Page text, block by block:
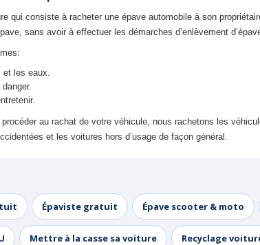
qui consiste à racheter une épave automobile à son
sans avoir à effectuer les démarches d’enlèvement
et les eaux.
au rachat de votre véhicule, nous rachetons les
et les voitures hors d’usage de façon général.
Épaviste gratuit Épave scooter & moto
Mettre à la casse sa voiture Recyclage